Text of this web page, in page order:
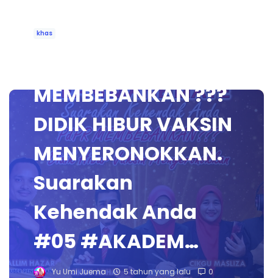
khas
MEMBEBANKAN ???
DIDIK HIBUR VAKSIN
MENYERONOKKAN.
Suarakan
Kehendak Anda
#05 #AKADEM…
Yu Umi Juema 5 tahun yang lalu 0